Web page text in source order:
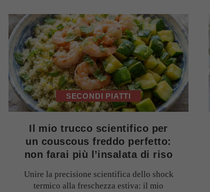
SECONDI PIATTI
Il mio trucco scientifico per
un couscous freddo perfetto:
non farai più l’insalata di riso
Unire la precisione scientifica dello shock
termico alla freschezza estiva: il mio